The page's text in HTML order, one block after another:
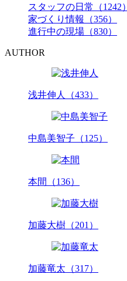
スタッフの日常（1242）
家づくり情報（356）
進行中の現場（830）
AUTHOR
浅井伸人（433）
中島美智子（125）
本間（136）
加藤大樹（201）
加藤竜太（317）